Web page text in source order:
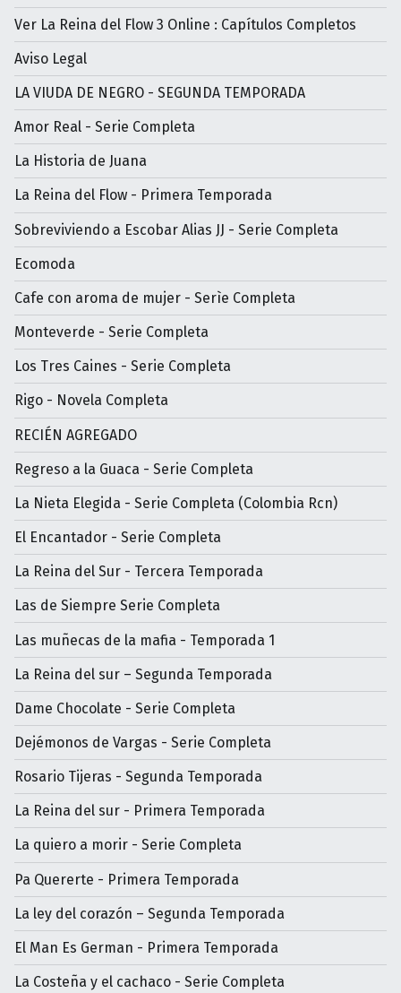
Ver La Reina del Flow 3 Online : Capítulos Completos
Aviso Legal
LA VIUDA DE NEGRO - SEGUNDA TEMPORADA
Amor Real - Serie Completa
La Historia de Juana
La Reina del Flow - Primera Temporada
Sobreviviendo a Escobar Alias JJ - Serie Completa
Ecomoda
Cafe con aroma de mujer - Serìe Completa
Monteverde - Serie Completa
Los Tres Caines - Serie Completa
Rigo - Novela Completa
RECIÉN AGREGADO
Regreso a la Guaca - Serie Completa
La Nieta Elegida - Serie Completa (Colombia Rcn)
El Encantador - Serie Completa
La Reina del Sur - Tercera Temporada
Las de Siempre Serie Completa
Las muñecas de la mafia - Temporada 1
La Reina del sur – Segunda Temporada
Dame Chocolate - Serie Completa
Dejémonos de Vargas - Serie Completa
Rosario Tijeras - Segunda Temporada
La Reina del sur - Primera Temporada
La quiero a morir - Serie Completa
Pa Quererte - Primera Temporada
La ley del corazón – Segunda Temporada
El Man Es German - Primera Temporada
La Costeña y el cachaco - Serie Completa